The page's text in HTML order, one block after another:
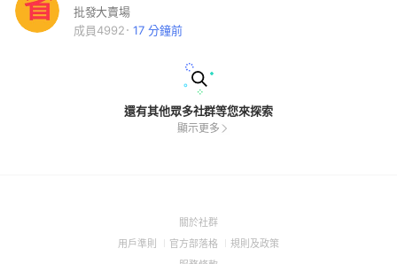
批發大賣場
成員4992
17 分鐘前
還有其他眾多社群等您來探索
顯示更多
關於社群(Open
用戶準則
(Open
官方部落格
(Open
規則及政策(Open